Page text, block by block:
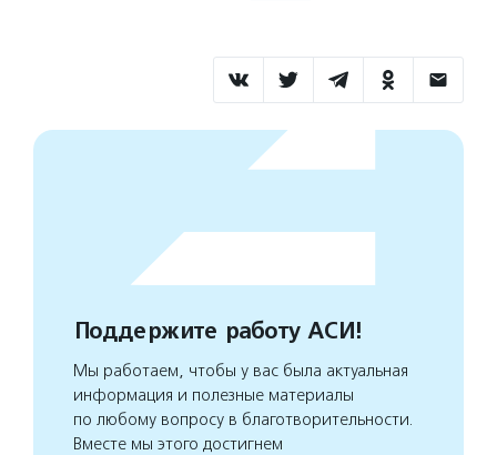
Поддержите работу АСИ!
Мы работаем, чтобы у вас была актуальная
информация и полезные материалы
по любому вопросу в благотворительности.
Вместе мы этого достигнем